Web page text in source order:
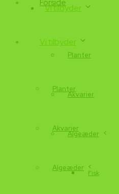
Vi tilbyder
Planter
Akvarier
Algeæder
Fisk
Forside
Vi tilbyder
Planter
Akvarier
Algeæder